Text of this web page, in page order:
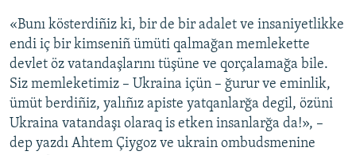
«Bunı kösterdiñiz ki, bir de bir adalet ve insaniyetlikke
endi iç bir kimseniñ ümüti qalmağan memlekette
devlet öz vatandaşlarını tüşüne ve qorçalamağa bile.
Siz memleketimiz – Ukraina içün – ğurur ve eminlik,
ümüt berdiñiz, yalıñız apiste yatqanlarğa degil, özüni
Ukraina vatandaşı olaraq is etken insanlarğa da!», –
dep yazdı Ahtem Çiygoz ve ukrain ombudsmenine